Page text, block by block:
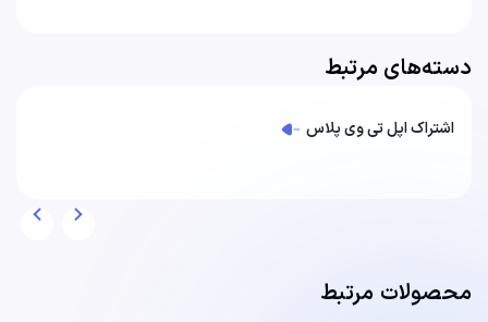
دسته‌های مرتبط
اشتراک اپل تی وی پلاس
محصولات مرتبط